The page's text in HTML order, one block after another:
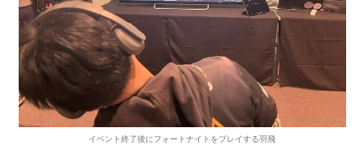
イベント終了後にフォートナイトをプレイする羽飛